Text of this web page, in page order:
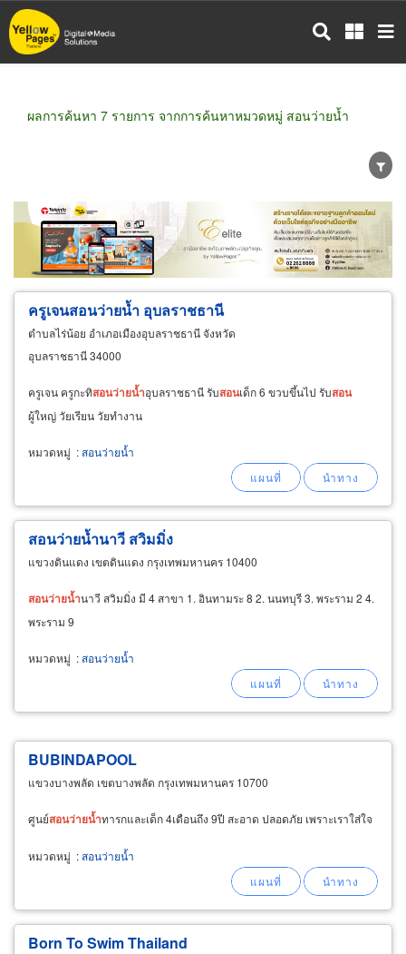
ข้าม
ไป
ผลการค้นหา 7 รายการ จากการค้นหาหมวดหมู่ สอนว่ายน้ำ
ขายส่ง ขายปลีก ผู้ผลิต
ตัวแทนจัดจำหน่าย
ผู้ส่งออก/นำเข้า
ธุรกิจบริการ
ครูเจนสอนว่ายน้ำ อุบลราชธานี
ตำบลไร่น้อย อำเภอเมืองอุบลราชธานี จังหวัด
อุบลราชธานี 34000
ครูเจน ครูกะทิสอนว่ายน้ำอุบลราชธานี รับสอนเด็ก 6 ขวบขึ้นไป รับสอน
ผู้ใหญ่ วัยเรียน วัยทำงาน
หมวดหมู่ :สอนว่ายน้ำ
สอนว่ายน้ำนาวี สวิมมิ่ง
แขวงดินแดง เขตดินแดง กรุงเทพมหานคร 10400
สอนว่ายน้ำนาวี สวิมมิ่ง มี 4 สาขา 1. อินทามระ 8 2. นนทบุรี 3. พระราม 2 4.
พระราม 9
หมวดหมู่ :สอนว่ายน้ำ
BUBINDAPOOL
แขวงบางพลัด เขตบางพลัด กรุงเทพมหานคร 10700
ศูนย์สอนว่ายน้ำทารกและเด็ก 4เดือนถึง 9ปี สะอาด ปลอดภัย เพราะเราใส่ใจ
หมวดหมู่ :สอนว่ายน้ำ
Born To Swim Thailand